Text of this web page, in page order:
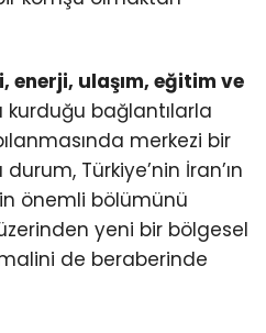
enerji, ulaşım, eğitim ve
kurduğu bağlantılarla
merkezi bir
Türkiye’nin İran’ın
önemli bölümünü
yeni bir bölgesel
de beraberinde